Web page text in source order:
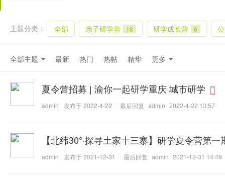
主题分类： 全部 亲子研学营 18 研学成长营 6
全部主题 最新 热门 热帖 精华 更多
夏令营招募 | 渝你一起研学重庆·城市研学
admin 发布于 2022-4-22 最后回复 admin 2022-4-22 13:57
【北纬30°·探寻土家十三寨】研学夏令营第一
admin 发布于 2021-12-31 最后回复 admin 2021-12-31 14:49